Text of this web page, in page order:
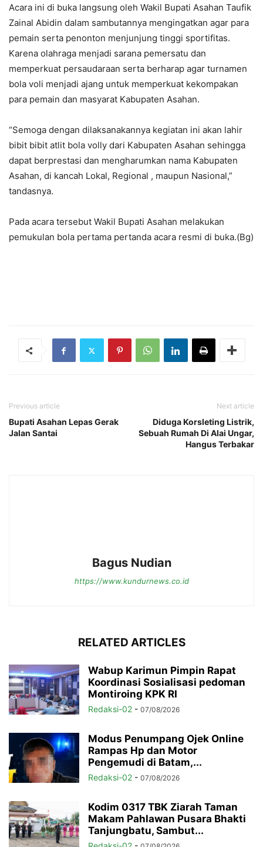
Acara ini di buka langsung oleh Wakil Bupati Asahan Taufik
Zainal Abidin dalam sambutannya mengingatkan agar para
pemain serta penonton menjunjung tinggi sportifitas.
Karena olahraga menjadi sarana pemersatu dan
memperkuat persaudaraan serta berharap agar turnamen
bola voli menjadi ajang untuk memperkuat kekompakan
para pemain dan masyarat Kabupaten Asahan.
“Semoga dengan dilaksanakannya kegiatan ini akan lahir
bibit bibit atlit bola volly dari Kabupaten Asahan sehingga
dapat berprestasi dan mengharumkan nama Kabupaten
Asahan, di kancah Lokal, Regional , maupun Nasional,”
tandasnya.
Pada acara tersebut Wakil Bupati Asahan melakukan
pemukulan bola pertama pertanda acara resmi di buka.(Bg)
Previous article
Bupati Asahan Lepas Gerak
Jalan Santai
Next article
Diduga Korsleting Listrik,
Sebuah Rumah Di Alai Ungar,
Hangus Terbakar
Bagus Nudian
https://www.kundurnews.co.id
RELATED ARTICLES
Wabup Karimun Pimpin Rapat
Koordinasi Sosialisasi pedoman
Montiroing KPK RI
Redaksi-02 - 07/08/2026
Modus Penumpang Ojek Online
Rampas Hp dan Motor
Pengemudi di Batam,...
Redaksi-02 - 07/08/2026
Kodim 0317 TBK Ziarah Taman
Makam Pahlawan Pusara Bhakti
Tanjungbatu, Sambut...